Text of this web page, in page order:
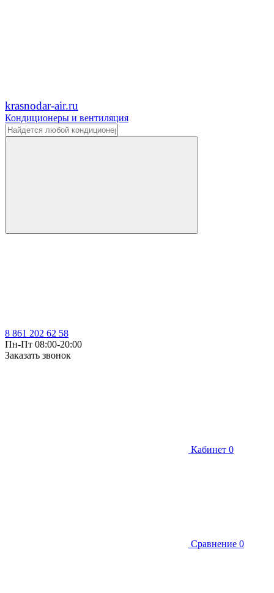
krasnodar-air.ru
Кондиционеры и вентиляция
8 861 202 62 58
Пн-Пт 08:00-20:00
Заказать звонок
Кабинет 0
Сравнение 0